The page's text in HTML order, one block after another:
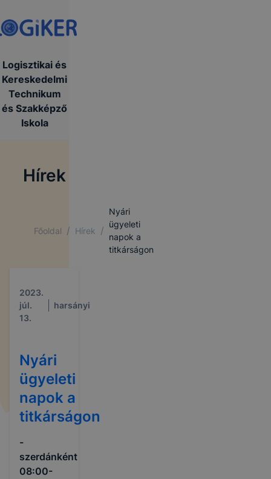
Logisztikai és
Kereskedelmi
Technikum
és Szakképző
Iskola
Hírek
Főoldal / Hírek /
Nyári
ügyeleti
napok a
titkárságon
2023.
júl.
13.
harsányi
Nyári
ügyeleti
napok a
titkárságon
-
szerdánként
08:00-